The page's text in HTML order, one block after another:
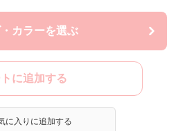
カラーを選ぶ
に追加する
に入りに追加する